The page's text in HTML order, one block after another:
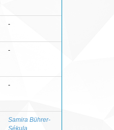
-
-
-
Samira Bührer-
Sékula